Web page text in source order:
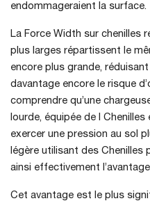
endommageraient la surface.
La Force Width sur chenilles
plus larges répartissent le
encore plus grande,
davantage encore le risque
comprendre qu’une
lourde, équipée de l
exercer une pression au sol
légère utilisant des Chenilles
ainsi effectivement
Cet avantage est le plus